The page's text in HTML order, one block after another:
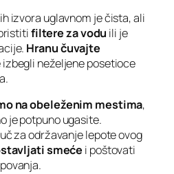
izvora uglavnom je čista, ali
filtere za vodu ili je
Hranu čuvajte
izbegli neželjene posetioce
na obeleženim mestima,
je potpuno ugasite.
za održavanje lepote ovog
smeće i poštovati